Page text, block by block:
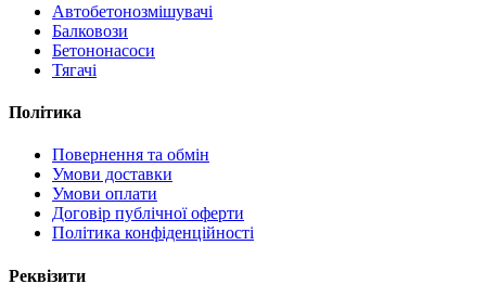
Автобетонозмішувачі
Балковози
Бетононасоси
Тягачі
Політика
Повернення та обмін
Умови доставки
Умови оплати
Договір публічної оферти
Політика конфіденційності
Реквізити